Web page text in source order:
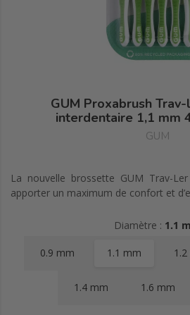
GUM Proxabrush
interdentaire 1,1 mm
GUM
La nouvelle brossette GUM Trav-
apporter un maximum de confort et
Diamètre : 1.1
0.9 mm 1.1 mm
1.4 mm 1.6 mm